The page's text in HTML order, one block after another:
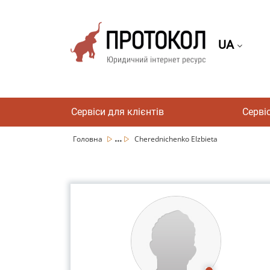
UA
Сервіси для клієнтів
Головна ... Cherednichenko Elzbieta